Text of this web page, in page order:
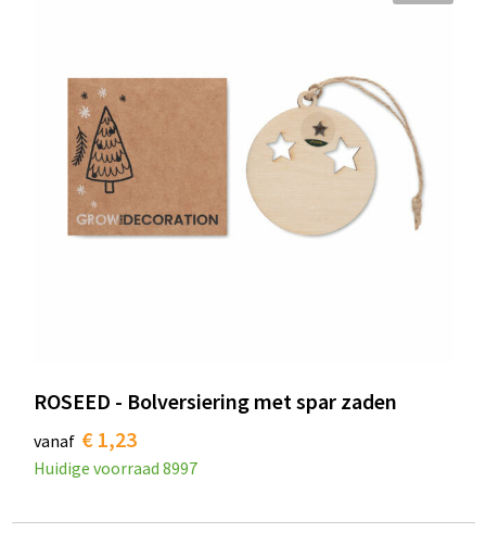
ROSEED - Bolversiering met spar zaden
vanaf € 1,23
Huidige voorraad 8997